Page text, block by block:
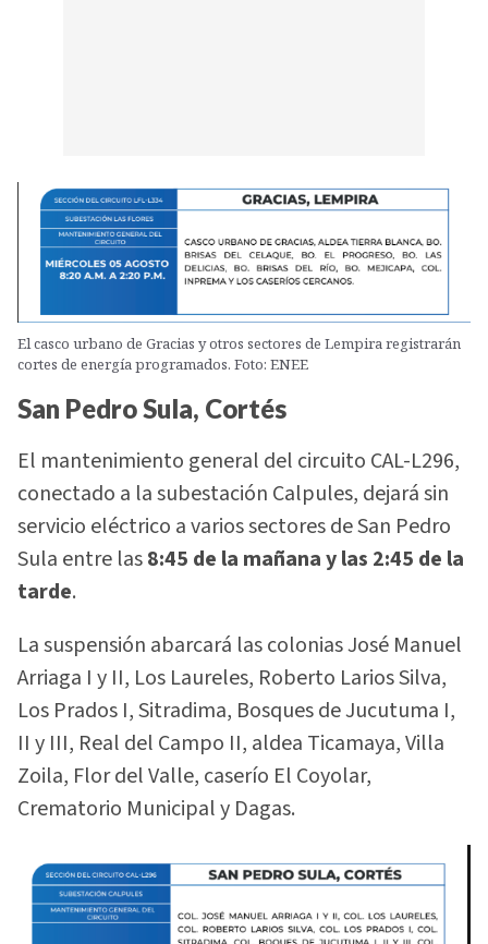
El casco urbano de Gracias y otros sectores de Lempira registrarán
cortes de energía programados. Foto: ENEE
San Pedro Sula, Cortés
El mantenimiento general del circuito CAL-L296,
conectado a la subestación Calpules, dejará sin
servicio eléctrico a varios sectores de San Pedro
Sula entre las8:45 de la mañana y las 2:45 de la
tarde.
La suspensión abarcará las colonias José Manuel
Arriaga I y II, Los Laureles, Roberto Larios Silva,
Los Prados I, Sitradima, Bosques de Jucutuma I,
II y III, Real del Campo II, aldea Ticamaya, Villa
Zoila, Flor del Valle, caserío El Coyolar,
Crematorio Municipal y Dagas.